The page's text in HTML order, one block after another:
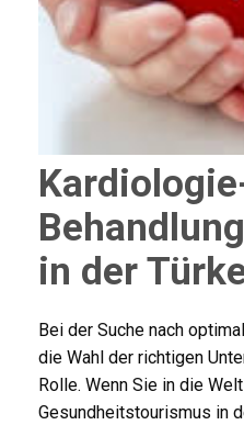
in der
Bei der Suche nach
die Wahl der richtigen
Rolle. Wenn Sie in die
Gesundheitstourismus in